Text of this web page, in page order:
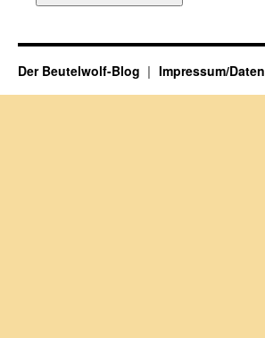
Der Beutelwolf-Blog Impressum/